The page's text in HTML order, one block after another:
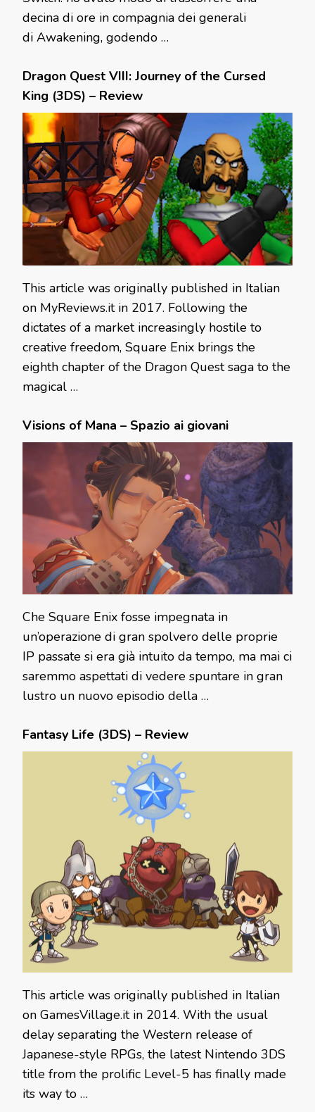
decina di ore in compagnia dei generali
di Awakening, godendo …
Dragon Quest VIII: Journey of the Cursed
King (3DS) – Review
This article was originally published in Italian
on MyReviews.it in 2017. Following the
dictates of a market increasingly hostile to
creative freedom, Square Enix brings the
eighth chapter of the Dragon Quest saga to the
magical …
Visions of Mana – Spazio ai giovani
Che Square Enix fosse impegnata in
un’operazione di gran spolvero delle proprie
IP passate si era già intuito da tempo, ma mai ci
saremmo aspettati di vedere spuntare in gran
lustro un nuovo episodio della …
Fantasy Life (3DS) – Review
This article was originally published in Italian
on GamesVillage.it in 2014. With the usual
delay separating the Western release of
Japanese-style RPGs, the latest Nintendo 3DS
title from the prolific Level-5 has finally made
its way to …